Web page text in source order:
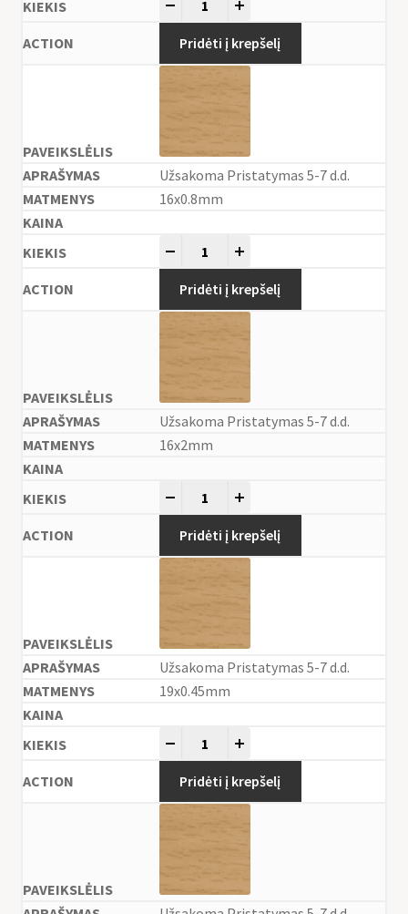
Pridėti į krepšelį
Užsakoma Pristatymas 5-7 d.d.
16x0.8mm
Pridėti į krepšelį
Užsakoma Pristatymas 5-7 d.d.
16x2mm
Pridėti į krepšelį
Užsakoma Pristatymas 5-7 d.d.
19x0.45mm
Pridėti į krepšelį